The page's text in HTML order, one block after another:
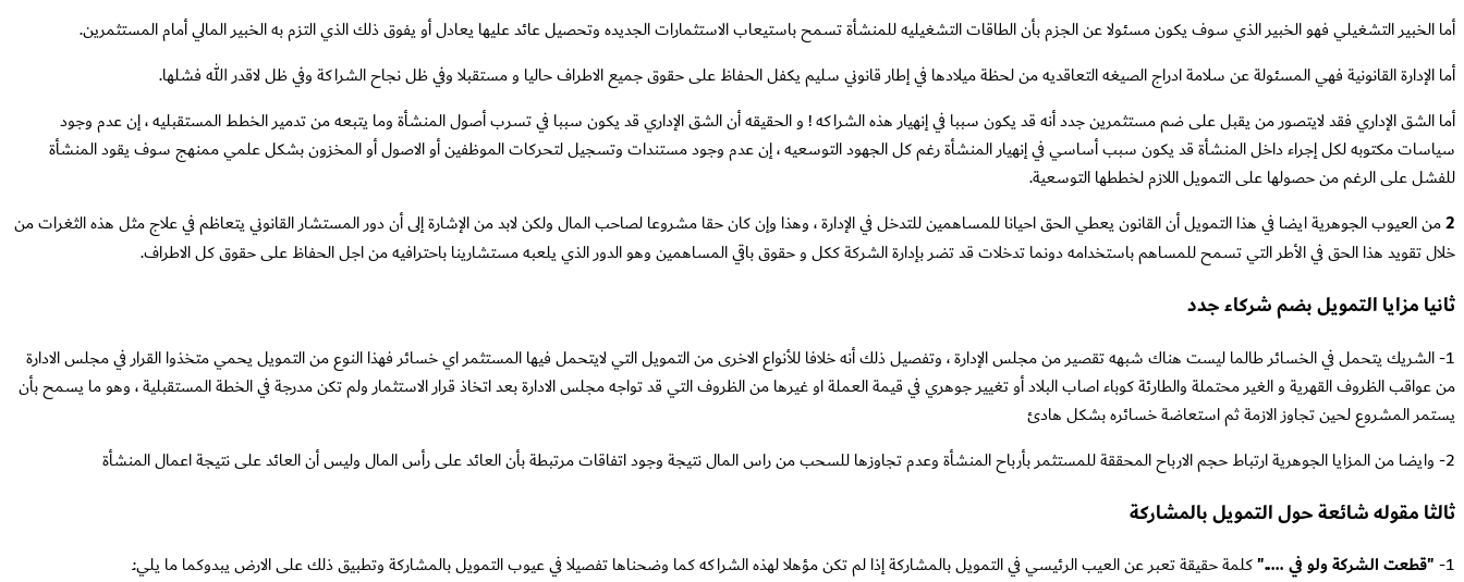
أما الخبير التشغيلي فهو الخبير الذي سوف يكون مسئولا عن الجزم بأن الطاقات التشغيليه للمنشأة تسمح باستيعاب الاستثمارات الجديده وتحصيل عائد عليها يعادل أو يفوق ذلك الذي التزم به الخبير المالي أمام المستثمرين.
أما الإدارة القانونية فهي المسئولة عن سلامة ادراج الصيغه التعاقديه من لحظة ميلادها في إطار قانوني سليم يكفل الحفاظ على حقوق جميع الاطراف حاليا و مستقبلا وفي ظل نجاح الشراكة وفي ظل لاقدر الله فشلها.
أما الشق الإداري فقد لايتصور من يقبل على ضم مستثمرين جدد أنه قد يكون سببا في إنهيار هذه الشراكه ! و الحقيقه أن الشق الإداري قد يكون سببا في تسرب أصول المنشأة وما يتبعه من تدمير الخطط المستقبليه ، إن عدم وجود
سياسات مكتوبه لكل إجراء داخل المنشأة قد يكون سبب أساسي في إنهيار المنشأة رغم كل الجهود التوسعيه ، إن عدم وجود مستندات وتسجيل لتحركات الموظفين أو الاصول أو المخزون بشكل علمي ممنهج سوف يقود المنشأة
للفشل على الرغم من حصولها على التمويل اللازم لخططها التوسعية.
2من العيوب الجوهرية ايضا في هذا التمويل أن القانون يعطي الحق احيانا للمساهمين للتدخل في الإدارة ، وهذا وإن كان حقا مشروعا لصاحب المال ولكن لابد من الإشارة إلى أن دور المستشار القانوني يتعاظم في علاج مثل هذه الثغرات من
خلال تقويد هذا الحق في الأطر التي تسمح للمساهم باستخدامه دونما تدخلات قد تضر بإدارة الشركة ككل و حقوق باقي المساهمين وهو الدور الذي يلعبه مستشارينا باحترافيه من اجل الحفاظ على حقوق كل الاطراف.
ثانيا مزايا التمويل بضم شركاء جدد
1- الشريك يتحمل في الخسائر طالما ليست هناك شبهه تقصير من مجلس الإدارة ، وتفصيل ذلك أنه خلافا للأنواع الاخرى من التمويل التي لايتحمل فيها المستثمر اي خسائر فهذا النوع من التمويل يحمي متخذوا القرار في مجلس الادارة
من عواقب الظروف القهرية و الغير محتملة والطارئة كوباء اصاب البلاد أو تغيير جوهري في قيمة العملة او غيرها من الظروف التي قد تواجه مجلس الادارة بعد اتخاذ قرار الاستثمار ولم تكن مدرجة في الخطة المستقبلية ، وهو ما يسمح بأن
يستمر المشروع لحين تجاوز الازمة ثم استعاضة خسائره بشكل هادئ
2- وايضا من المزايا الجوهرية ارتباط حجم الارباح المحققة للمستثمر بأرباح المنشأة وعدم تجاوزها للسحب من راس المال نتيجة وجود اتفاقات مرتبطة بأن العائد على رأس المال وليس أن العائد على نتيجة اعمال المنشأة
ثالثا مقوله شائعة حول التمويل بالمشاركة
1- "قطعت الشركة ولو في ....."كلمة حقيقة تعبر عن العيب الرئيسي في التمويل بالمشاركة إذا لم تكن مؤهلا لهذه الشراكه كما وضحناها تفصيلا في عيوب التمويل بالمشاركة وتطبيق ذلك على الارض يبدوكما ما يلي:ـ